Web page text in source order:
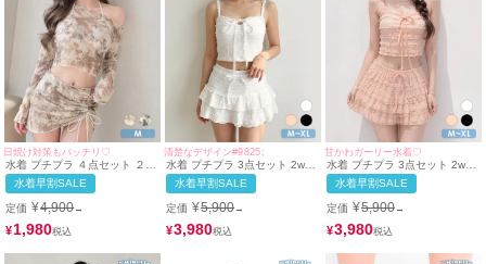
日焼け対策もバッチリ♡
水着 プチプラ ４点セット ２
way セット 紐ビキニ カジュア
ル 脚カバー クール 袖あり ス
カートタイプ 洋服みたいな マ
ーブル ベージュ ビキニ (Mサイ
ズ対応) | myMinette/マイミネ
ット
水着早割SALE
定価 ¥4,900→
¥1,980
清楚なデザイン#9825;
水着 プチプラ 3点セット 2way
セット 体型カバー ハイウエス
ト フリル タンクトップ 脚カバ
ー シンプル ボトム リボン ス
カートタイプ ガーリー 総レー
ス 白 ホワイト ビキニ (M~XL
サイズ対応) | myMinette/マイ
水着早割SALE
定価 ¥5,900→
¥3,980
甘かわガーリー水着♡
水着 プチプラ 3点セット 2way
セット 体型カバー ハイウエス
ト フリル タンクトップ 脚カバ
ー シンプル ボトム リボン ス
カートタイプ ガーリー ピンク
ビキニ (M~XLサイズ対応) |
myMinette/マイミネット
水着早割SALE
定価 ¥5,900→
¥3,980